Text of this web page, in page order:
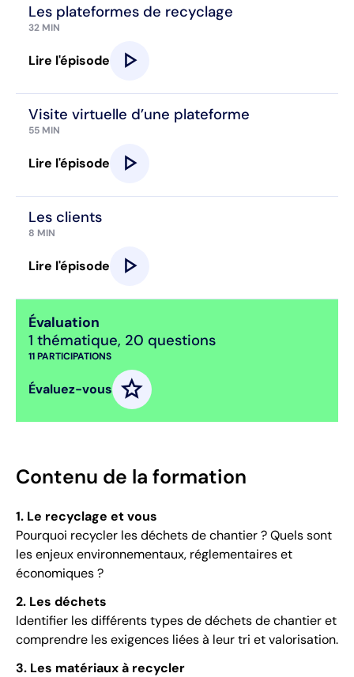
Les plateformes de recyclage
32 MIN
Lire l'épisode play_arrow
Visite virtuelle d’une plateforme
55 MIN
Lire l'épisode play_arrow
Les clients
8 MIN
Lire l'épisode play_arrow
Évaluation
1 thématique, 20 questions
11PARTICIPATIONS
Évaluez-vous star
Contenu de la formation
1. Le recyclage et vous
Pourquoi recycler les déchets de chantier ? Quels sont
les enjeux environnementaux, réglementaires et
économiques ?
2. Les déchets
Identifier les différents types de déchets de chantier et
comprendre les exigences liées à leur tri et valorisation.
3. Les matériaux à recycler